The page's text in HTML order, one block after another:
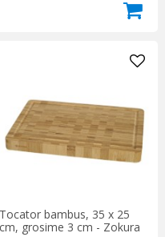
Tocator bambus, 35 x 25
cm, grosime 3 cm - Zokura